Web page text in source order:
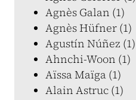
Agnès Galan (1)
Agnès Hüfner (1)
Agustín Núñez (1)
Ahnchi-Woon (1)
Aïssa Maïga (1)
Alain Astruc (1)